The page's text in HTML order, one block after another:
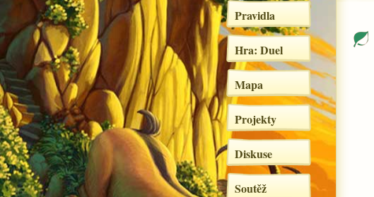
Pravidla
Hra: Duel
Mapa
Projekty
Diskuse
Soutěž